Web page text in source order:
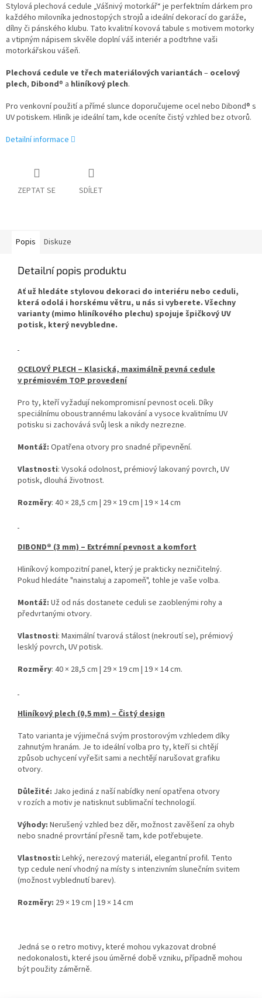
Stylová plechová cedule „Vášnivý motorkář“ je perfektním dárkem pro
každého milovníka jednostopých strojů a ideální dekorací do garáže,
dílny či pánského klubu. Tato kvalitní kovová tabule s motivem motorky
a vtipným nápisem skvěle doplní váš interiér a podtrhne vaši
motorkářskou vášeň.
Plechová cedule ve třech materiálových variantách – ocelový
plech, Dibond® a hliníkový plech.
Pro venkovní použití a přímé slunce doporučujeme ocel nebo Dibond® s
UV potiskem. Hliník je ideální tam, kde oceníte čistý vzhled bez otvorů.
Detailní informace
ZEPTAT SE SDÍLET
Popis Diskuze
Detailní popis produktu
Ať už hledáte stylovou dekoraci do interiéru nebo ceduli,
která odolá i horskému větru, u nás si vyberete. Všechny
varianty (mimo hliníkového plechu) spojuje špičkový UV
potisk, který nevybledne.
OCELOVÝ PLECH – Klasická, maximálně pevná cedule
v prémiovém TOP provedení
Pro ty, kteří vyžadují nekompromisní pevnost oceli. Díky
speciálnímu oboustrannému lakování a vysoce kvalitnímu UV
potisku si zachovává svůj lesk a nikdy nezrezne.
Montáž: Opatřena otvory pro snadné připevnění.
Vlastnosti: Vysoká odolnost, prémiový lakovaný povrch, UV
potisk, dlouhá životnost.
Rozměry: 40 × 28,5 cm | 29 × 19 cm | 19 × 14 cm
DIBOND® (3 mm) – Extrémní pevnost a komfort
Hliníkový kompozitní panel, který je prakticky nezničitelný.
Pokud hledáte "nainstaluj a zapomeň", tohle je vaše volba.
Montáž: Už od nás dostanete ceduli se zaoblenými rohy a
předvrtanými otvory.
Vlastnosti: Maximální tvarová stálost (nekroutí se), prémiový
lesklý povrch, UV potisk.
Rozměry: 40 × 28,5 cm | 29 × 19 cm | 19 × 14 cm.
Hliníkový plech (0,5 mm) – Čistý design
Tato varianta je výjimečná svým prostorovým vzhledem díky
zahnutým hranám. Je to ideální volba pro ty, kteří si chtějí
způsob uchycení vyřešit sami a nechtějí narušovat grafiku
otvory.
Důležité: Jako jediná z naší nabídky není opatřena otvory
v rozích a motiv je natisknut sublimační technologií.
Výhody: Nerušený vzhled bez děr, možnost zavěšení za ohyb
nebo snadné provrtání přesně tam, kde potřebujete.
Vlastnosti: Lehký, nerezový materiál, elegantní profil. Tento
typ cedule není vhodný na místy s intenzivním slunečním svitem
(možnost vyblednutí barev).
Rozměry: 29 × 19 cm | 19 × 14 cm
Jedná se o retro motivy, které mohou vykazovat drobné
nedokonalosti, které jsou úměrné době vzniku, případně mohou
být použity záměrně.